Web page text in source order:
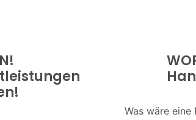
Was wäre eine